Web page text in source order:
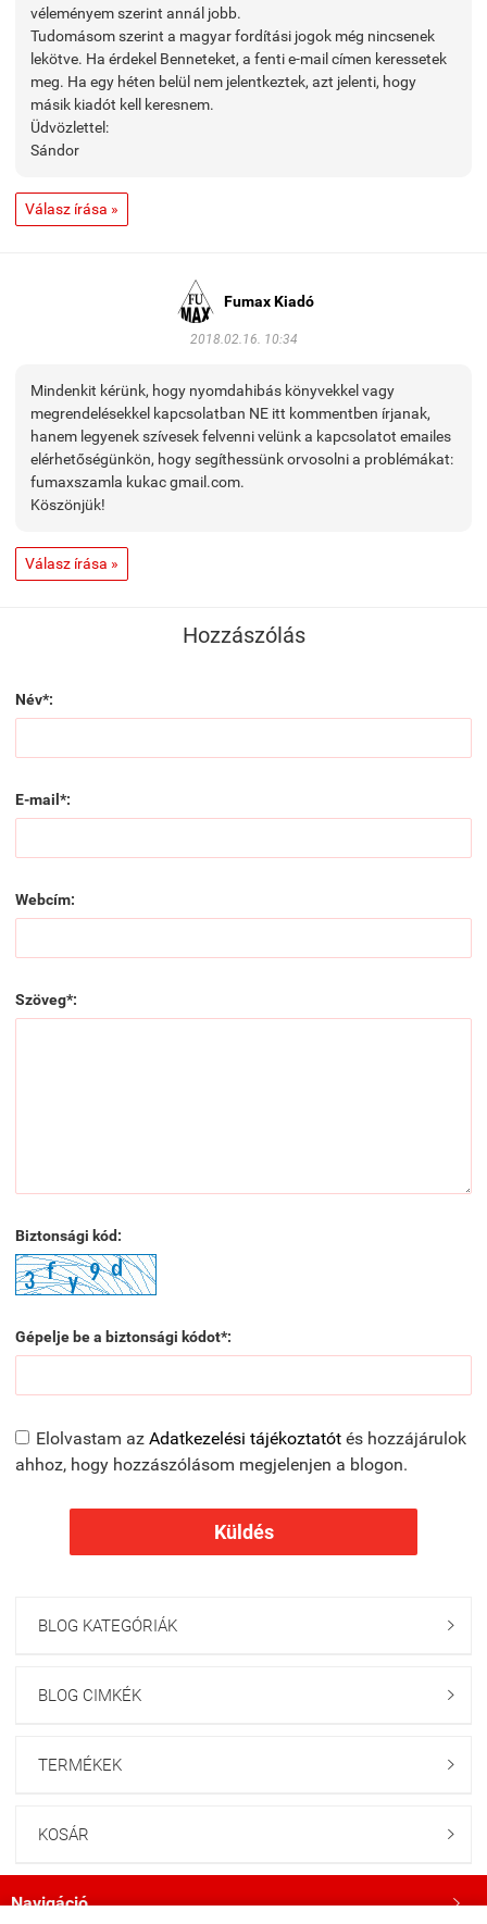
véleményem szerint annál jobb.
Tudomásom szerint a magyar fordítási jogok még nincsenek
lekötve. Ha érdekel Benneteket, a fenti e-mail címen keressetek
meg. Ha egy héten belül nem jelentkeztek, azt jelenti, hogy
másik kiadót kell keresnem.
Üdvözlettel:
Sándor
Válasz írása »
Fumax Kiadó
2018.02.16. 10:34
Mindenkit kérünk, hogy nyomdahibás könyvekkel vagy
megrendelésekkel kapcsolatban NE itt kommentben írjanak,
hanem legyenek szívesek felvenni velünk a kapcsolatot emailes
elérhetőségünkön, hogy segíthessünk orvosolni a problémákat:
fumaxszamla kukac gmail.com.
Köszönjük!
Válasz írása »
Hozzászólás
Név*:
E-mail*:
Webcím:
Szöveg*:
Biztonsági kód:
Gépelje be a biztonsági kódot*:
Elolvastam az Adatkezelési tájékoztatót és hozzájárulok
ahhoz, hogy hozzászólásom megjelenjen a blogon.
Küldés
BLOG KATEGÓRIÁK 
BLOG CIMKÉK 
TERMÉKEK 
KOSÁR 
Navigáció 